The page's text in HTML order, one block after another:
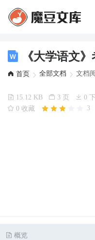
《大学语文》
首页 全部文档 文档
15.12 KB 3 页 0
0 收藏
3
概览